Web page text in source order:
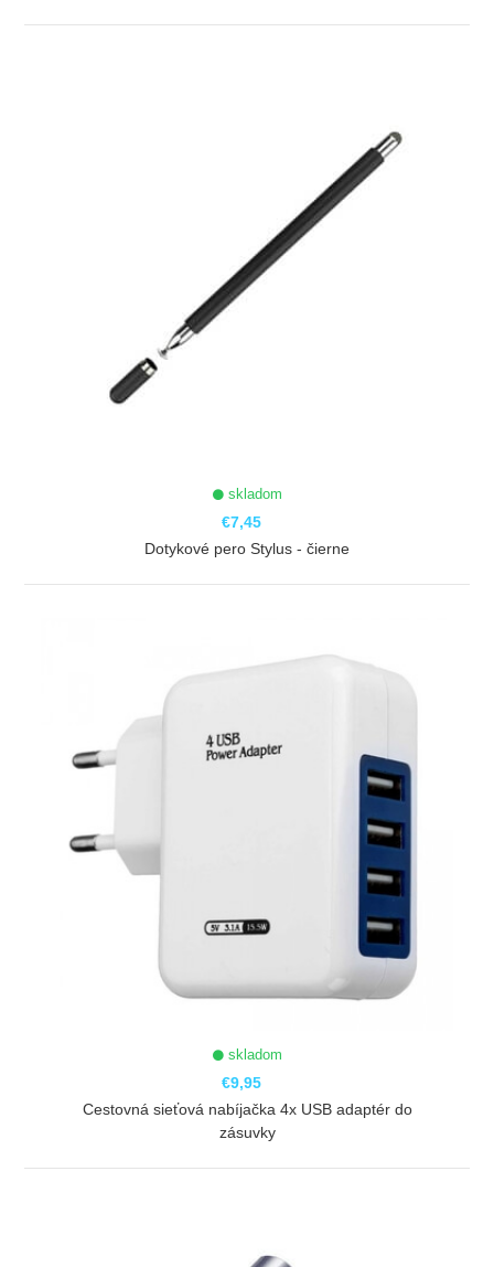
skladom
€7,45
Dotykové pero Stylus - čierne
skladom
€9,95
Cestovná sieťová nabíjačka 4x USB adaptér do
zásuvky